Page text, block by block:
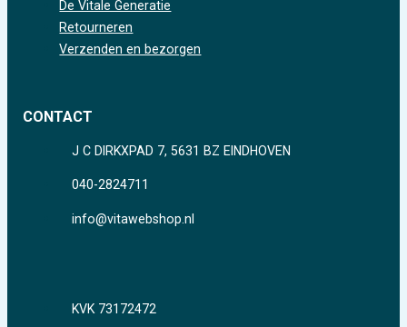
De Vitale Generatie
Retourneren
Verzenden en bezorgen
CONTACT
J C DIRKXPAD 7, 5631 BZ EINDHOVEN
040-2824711
info@vitawebshop.nl
KVK 73172472